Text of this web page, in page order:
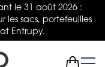
le 31 août 2026 :
sacs, portefeuilles
Entrupy.